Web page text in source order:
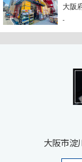
大阪
-
大阪市淀